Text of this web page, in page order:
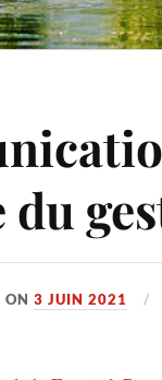
ON3 JUIN 2021